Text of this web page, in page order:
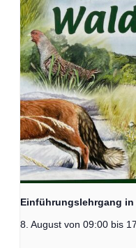
Einführungslehrgang
8. August von 09:00 bis